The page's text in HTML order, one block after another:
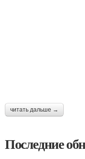
читать дальше →
Последние